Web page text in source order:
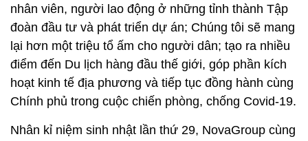
nhân viên, người lao động ở những tỉnh thành Tập
đoàn đầu tư và phát triển dự án; Chúng tôi sẽ mang
lại hơn một triệu tổ ấm cho người dân; tạo ra nhiều
điểm đến Du lịch hàng đầu thế giới, góp phần kích
hoạt kinh tế địa phương và tiếp tục đồng hành cùng
Chính phủ trong cuộc chiến phòng, chống Covid-19.
Nhân kỉ niệm sinh nhật lần thứ 29, NovaGroup cùng